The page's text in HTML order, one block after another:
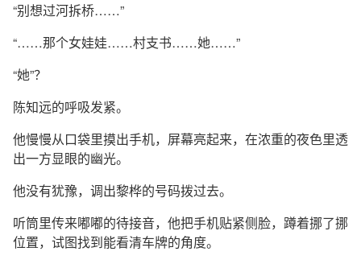
“别想过河拆桥……”
“……那个女娃娃……村支书……她……”
“她”？
陈知远的呼吸发紧。
他慢慢从口袋里摸出手机，屏幕亮起来，在浓重的夜色里透
出一方显眼的幽光。
他没有犹豫，调出黎桦的号码拨过去。
听筒里传来嘟嘟的待接音，他把手机贴紧侧脸，蹲着挪了挪
位置，试图找到能看清车牌的角度。